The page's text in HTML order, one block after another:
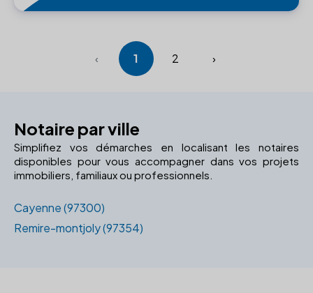
‹ 1 2 ›
Notaire par ville
Simplifiez vos démarches en localisant les notaires
disponibles pour vous accompagner dans vos projets
immobiliers, familiaux ou professionnels.
Cayenne (97300)
Remire-montjoly (97354)